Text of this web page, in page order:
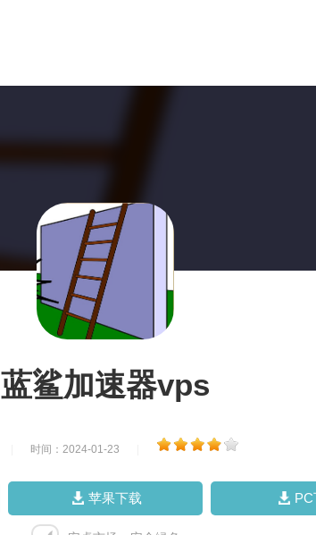
蓝鲨加速器vps
时间：2024-01-23
苹果下载 PC